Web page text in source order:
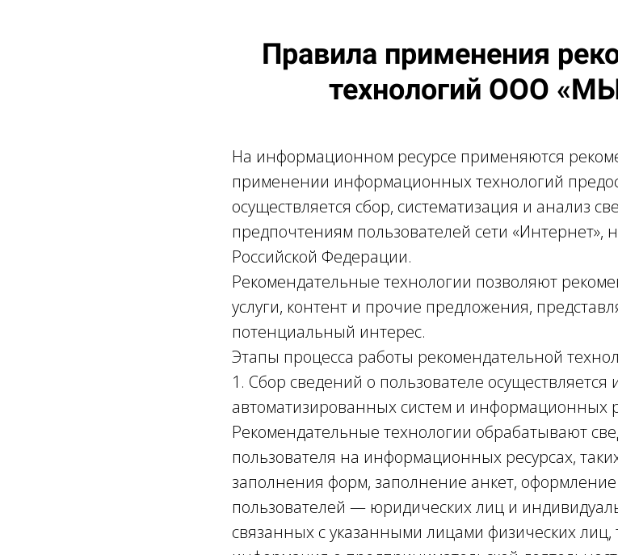
Правила применения
технологий ООО
На информационном ресурсе применяются
применении информационных технологий
осуществляется сбор, систематизация и анализ
предпочтениям пользователей сети «Интернет»,
Российской Федерации.
Рекомендательные технологии позволяют
услуги, контент и прочие предложения,
потенциальный интерес.
Этапы процесса работы рекомендательной
1. Сбор сведений о пользователе осуществляется
автоматизированных систем и
Рекомендательные технологии обрабатывают
пользователя на информационных ресурсах,
заполнения форм, заполнение анкет, оформление
пользователей — юридических лиц и
связанных с указанными лицами физических лиц,